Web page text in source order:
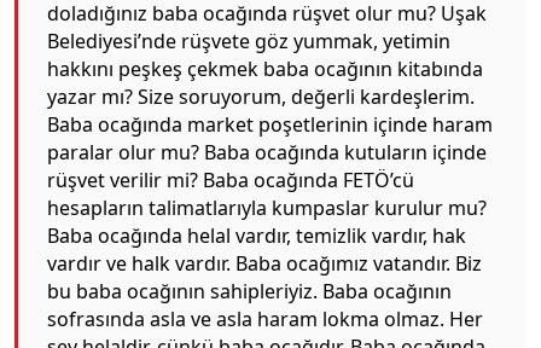
doladığınız baba ocağında rüşvet olur mu? Uşak
Belediyesi’nde rüşvete göz yummak, yetimin
hakkını peşkeş çekmek baba ocağının kitabında
yazar mı? Size soruyorum, değerli kardeşlerim.
Baba ocağında market poşetlerinin içinde haram
paralar olur mu? Baba ocağında kutuların içinde
rüşvet verilir mi? Baba ocağında FETÖ’cü
hesapların talimatlarıyla kumpaslar kurulur mu?
Baba ocağında helal vardır, temizlik vardır, hak
vardır ve halk vardır. Baba ocağımız vatandır. Biz
bu baba ocağının sahipleriyiz. Baba ocağının
sofrasında asla ve asla haram lokma olmaz. Her